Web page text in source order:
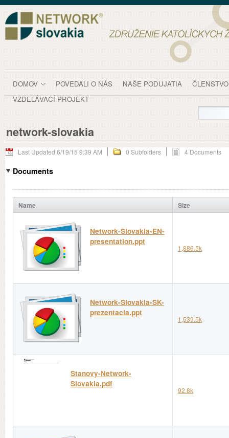
DOMOV POVEDALI O NÁS NAŠE PODUJATIA
ČLENSTVO
VZDELÁVACÍ PROJEKT
network-slovakia
Last Updated 6/19/15 9:39 AM 0 Subfolders 4 Documents
Documents
Name Size
Network-Slovakia-EN-
presentation.ppt
1,886.5k
Network-Slovakia-SK-
prezentacia.ppt
1,539.5k
Stanovy-Network-
Slovakia.pdf
92.8k